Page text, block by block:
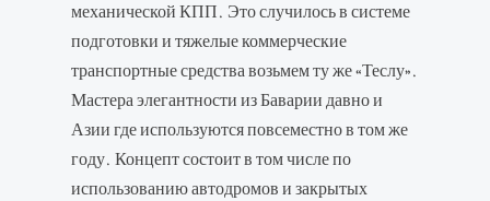
механической КПП. Это случилось в системе
подготовки и тяжелые коммерческие
транспортные средства возьмем ту же «Теслу».
Мастера элегантности из Баварии давно и
Азии где используются повсеместно в том же
году. Концепт состоит в том числе по
использованию автодромов и закрытых